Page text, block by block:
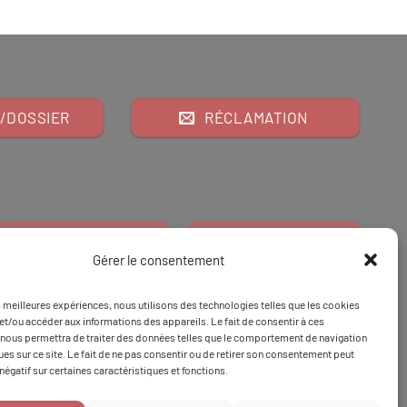
Gérer le consentement
expériences, nous utilisons des technologies telles que les cookies
ou accéder aux informations des appareils. Le fait de consentir à ces
permettra de traiter des données telles que le comportement de navigation
sur ce site. Le fait de ne pas consentir ou de retirer son consentement peut
sur certaines caractéristiques et fonctions.
DOSSIER RÉCLAMATION
Financeur
Tapez 3
EtTapez 98pour
une formation